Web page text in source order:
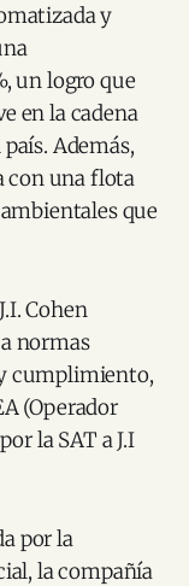
y
un logro que
en la cadena
Además,
con una flota
que
Cohen
normas
cumplimiento,
(Operador
la SAT a J.I
por la
la compañía